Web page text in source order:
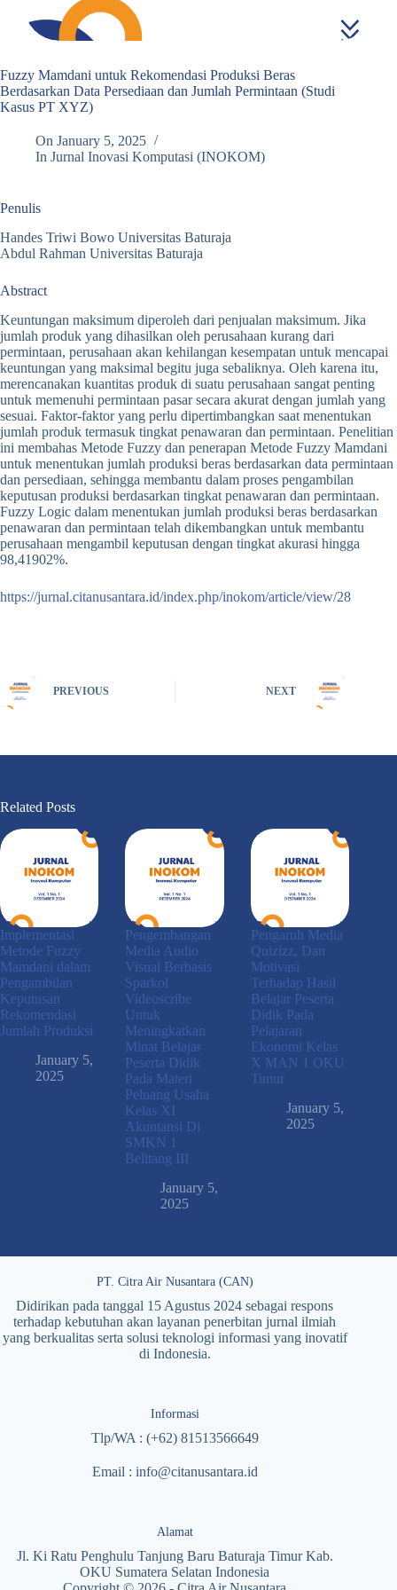
Fuzzy Mamdani untuk Rekomendasi Produksi Beras
Berdasarkan Data Persediaan dan Jumlah Permintaan (Studi
Kasus PT XYZ)
On January 5, 2025
In Jurnal Inovasi Komputasi (INOKOM)
Penulis
Handes Triwi Bowo Universitas Baturaja
Abdul Rahman Universitas Baturaja
Abstract
Keuntungan maksimum diperoleh dari penjualan maksimum. Jika
jumlah produk yang dihasilkan oleh perusahaan kurang dari
permintaan, perusahaan akan kehilangan kesempatan untuk mencapai
keuntungan yang maksimal begitu juga sebaliknya. Oleh karena itu,
merencanakan kuantitas produk di suatu perusahaan sangat penting
untuk memenuhi permintaan pasar secara akurat dengan jumlah yang
sesuai. Faktor-faktor yang perlu dipertimbangkan saat menentukan
jumlah produk termasuk tingkat penawaran dan permintaan. Penelitian
ini membahas Metode Fuzzy dan penerapan Metode Fuzzy Mamdani
untuk menentukan jumlah produksi beras berdasarkan data permintaan
dan persediaan, sehingga membantu dalam proses pengambilan
keputusan produksi berdasarkan tingkat penawaran dan permintaan.
Fuzzy Logic dalam menentukan jumlah produksi beras berdasarkan
penawaran dan permintaan telah dikembangkan untuk membantu
perusahaan mengambil keputusan dengan tingkat akurasi hingga
98,41902%.
https://jurnal.citanusantara.id/index.php/inokom/article/view/28
PREVIOUS NEXT
Related Posts
Implementasi
Metode Fuzzy
Mamdani dalam
Pengambilan
Keputusan
Rekomendasi
Jumlah Produksi
January 5,
2025
Pengembangan
Media Audio
Visual Berbasis
Sparkol
Videoscribe
Untuk
Meningkatkan
Minat Belajar
Peserta Didik
Pada Materi
Peluang Usaha
Kelas XI
Akuntansi Di
SMKN 1
Belitang III
January 5,
2025
Pengaruh Media
Quizizz, Dan
Motivasi
Terhadap Hasil
Belajar Peserta
Didik Pada
Pelajaran
Ekonomi Kelas
X MAN 1 OKU
Timur
January 5,
2025
PT. Citra Air Nusantara (CAN)
Didirikan pada tanggal 15 Agustus 2024 sebagai respons
terhadap kebutuhan akan layanan penerbitan jurnal ilmiah
yang berkualitas serta solusi teknologi informasi yang inovatif
di Indonesia.
Informasi
Tlp/WA : (+62) 81513566649
Email : info@citanusantara.id
Alamat
Jl. Ki Ratu Penghulu Tanjung Baru Baturaja Timur Kab.
OKU Sumatera Selatan Indonesia